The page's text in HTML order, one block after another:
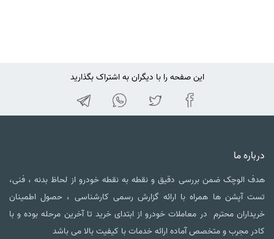
این صفحه را با دیگران به اشتراک بگذارید
ما
الوچک ضمن بررسی دقیق و نقطه به نقطه خودرو از لحاظ بدنه ، فنی،
آپشن ها همراه با ارائه گزارش رسمی کارشناسی ، حصول اطمینان
محترم در معاملات خودرو از ابتدای خرید تا آخرین مرحله بوده و با
مجرب و متخصص آماده ارائه خدمات با کیفیت بالا می باشد